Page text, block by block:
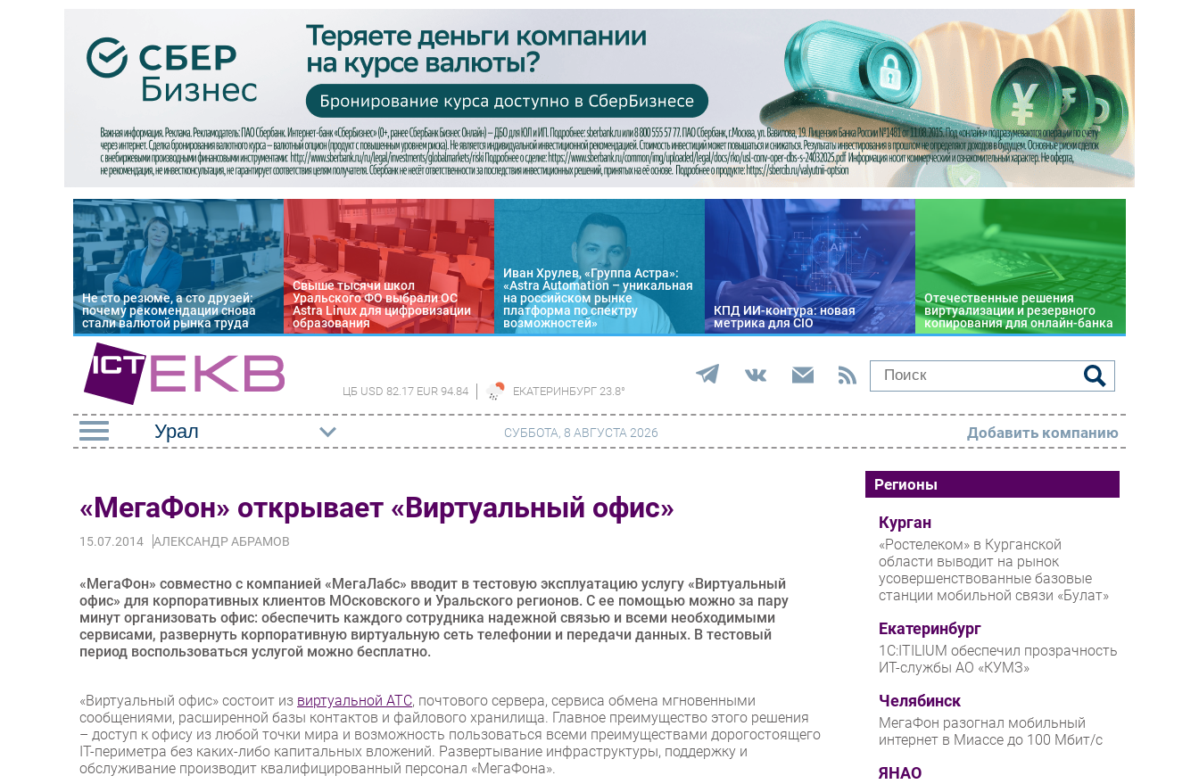
Не сто резюме, а сто друзей:
почему рекомендации снова
стали валютой рынка труда
Свыше тысячи школ
Уральского ФО выбрали ОС
Astra Linux для цифровизации
образования
Иван Хрулев, «Группа Астра»:
«Astra Automation – уникальная
на российском рынке
платформа по спектру
возможностей»
КПД ИИ-контура: новая
метрика для CIO
Отечественные решения
виртуализации и резервного
копирования для онлайн-банка
ЦБ USD 82.17 EUR 94.84 ЕКАТЕРИНБУРГ 23.8°
Импорто­замещение
Автоматизация
Интернет
Мобильная связь
Фиксированная связь
Интеграция
Рынок ПК
Маркетинг
Оборудование
ПО
Outsourcing
Регулирование
Финансы
Безопасность
Инновации
CIO/Управление ИТ
Здоровье
РАЗДЕЛЫ
Новости
Аналитика
Интервью
Проекты
IT класс
Тестовый стенд
Каталог компаний
СУББОТА, 8 АВГУСТА 2026 Добавить компанию
«МегаФон» открывает «Виртуальный офис»
15.07.2014 АЛЕКСАНДР АБРАМОВ
«МегаФон» совместно с компанией «МегаЛабс» вводит в тестовую эксплуатацию услугу «Виртуальный
офис» для корпоративных клиентов МОсковского и Уральского регионов. С ее помощью можно за пару
минут организовать офис: обеспечить каждого сотрудника надежной связью и всеми необходимыми
сервисами, развернуть корпоративную виртуальную сеть телефонии и передачи данных. В тестовый
период воспользоваться услугой можно бесплатно.
«Виртуальный офис» состоит из виртуальной АТС, почтового сервера, сервиса обмена мгновенными
сообщениями, расширенной базы контактов и файлового хранилища. Главное преимущество этого решения
– доступ к офису из любой точки мира и возможность пользоваться всеми преимуществами дорогостоящего
IT-периметра без каких-либо капитальных вложений. Развертывание инфраструктуры, поддержку и
обслуживание производит квалифицированный персонал «МегаФона».
Регионы
Курган
«Ростелеком» в Курганской
области выводит на рынок
усовершенствованные базовые
станции мобильной связи «Булат»
Екатеринбург
1С:ITILIUM обеспечил прозрачность
ИТ-службы АО «КУМЗ»
Челябинск
МегаФон разогнал мобильный
интернет в Миассе до 100 Мбит/с
ЯНАО